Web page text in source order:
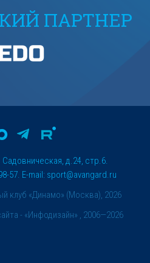
ПАРТНЕР
клуб «Динамо» (Москва), 2026
Садовническая, д.24, стр.6.
57. E-mail: sport@avangard.ru
- «Инфодизайн» , 2006—2026